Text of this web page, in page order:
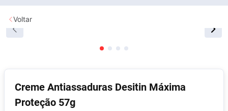
Creme Antiassaduras Desitin Máxima
Proteção 57g
Voltar
1º Fralda
2
6º Desodorante
7º Shampoo